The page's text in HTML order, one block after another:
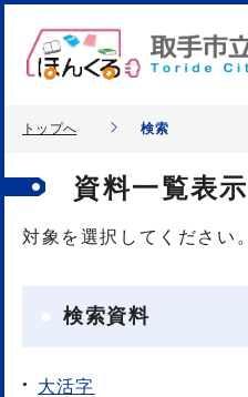
トップへ 検索
資料一覧表示
対象を選択してください。
検索資料
大活字